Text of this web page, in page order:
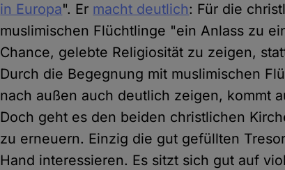
in Europa". Er macht deutlich: Für die
muslimischen Flüchtlinge "ein Anlass zu
Chance, gelebte Religiosität zu zeigen,
Durch die Begegnung mit muslimischen
nach außen auch deutlich zeigen, kommt
Doch geht es den beiden christlichen
zu erneuern. Einzig die gut gefüllten
Hand interessieren. Es sitzt sich gut auf